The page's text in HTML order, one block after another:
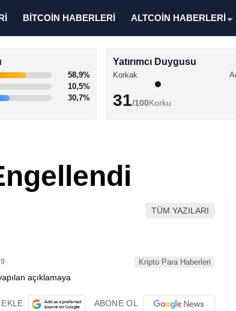
BİTCOİN HABERLERİ ALTCOİN HABERLERİ
58,9%
10,5%
30,7%
Yatırımcı Duygusu
Korkak
31/100Korku
TÜM YAZILARI
Kripto Para Haberleri
EKLE ABONE OL